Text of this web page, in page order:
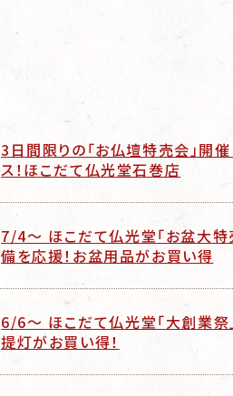
3日間限りの「お仏壇特売会」開催
ス！ほこだて仏光堂石巻店
7/4～ ほこだて仏光堂「お盆大特
備を応援！お盆用品がお買い得
6/6～ ほこだて仏光堂「大創業祭
提灯がお買い得！